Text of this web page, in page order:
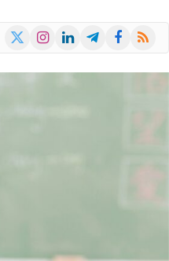
X
Instagram
LinkedInTelegramFacebook
RSS